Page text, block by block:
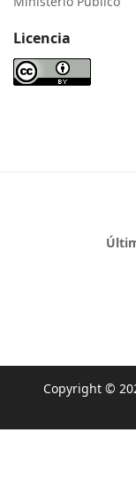
Licencia
Copyright ©